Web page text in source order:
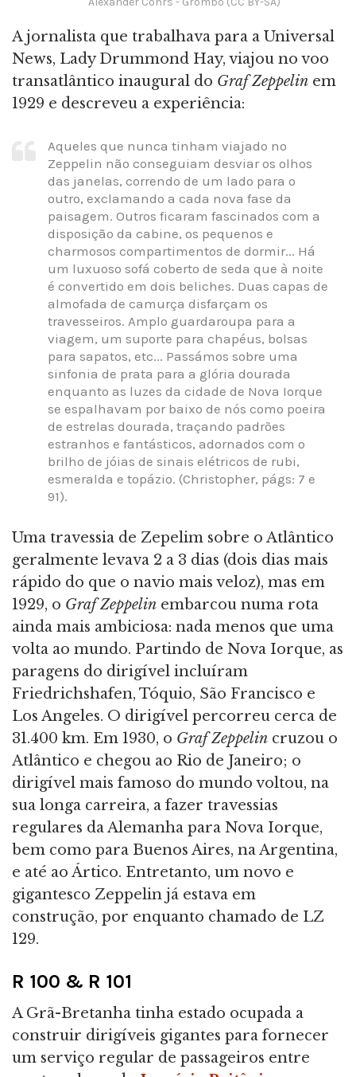
A jornalista que trabalhava para a Universal
News, Lady Drummond Hay, viajou no voo
transatlântico inaugural do Graf Zeppelin em
1929 e descreveu a experiência:
Aqueles que nunca tinham viajado no
Zeppelin não conseguiam desviar os olhos
das janelas, correndo de um lado para o
outro, exclamando a cada nova fase da
paisagem. Outros ficaram fascinados com a
disposição da cabine, os pequenos e
charmosos compartimentos de dormir... Há
um luxuoso sofá coberto de seda que à noite
é convertido em dois beliches. Duas capas de
almofada de camurça disfarçam os
travesseiros. Amplo guardaroupa para a
viagem, um suporte para chapéus, bolsas
para sapatos, etc... Passámos sobre uma
sinfonia de prata para a glória dourada
enquanto as luzes da cidade de Nova Iorque
se espalhavam por baixo de nós como poeira
de estrelas dourada, traçando padrões
estranhos e fantásticos, adornados com o
brilho de jóias de sinais elétricos de rubi,
esmeralda e topázio. (Christopher, págs: 7 e
91).
Uma travessia de Zepelim sobre o Atlântico
geralmente levava 2 a 3 dias (dois dias mais
rápido do que o navio mais veloz), mas em
1929, o Graf Zeppelin embarcou numa rota
ainda mais ambiciosa: nada menos que uma
volta ao mundo. Partindo de Nova Iorque, as
paragens do dirigível incluíram
Friedrichshafen, Tóquio, São Francisco e
Los Angeles. O dirigível percorreu cerca de
31.400 km. Em 1930, o Graf Zeppelin cruzou o
Atlântico e chegou ao Rio de Janeiro; o
dirigível mais famoso do mundo voltou, na
sua longa carreira, a fazer travessias
regulares da Alemanha para Nova Iorque,
bem como para Buenos Aires, na Argentina,
e até ao Ártico. Entretanto, um novo e
gigantesco Zeppelin já estava em
construção, por enquanto chamado de LZ
129.
R 100 & R 101
A Grã-Bretanha tinha estado ocupada a
construir dirigíveis gigantes para fornecer
um serviço regular de passageiros entre